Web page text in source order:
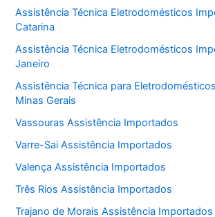
Assistência Técnica Eletrodomésticos
Catarina
Assistência Técnica Eletrodomésticos
Janeiro
Assistência Técnica para
Minas Gerais
Vassouras Assistência Importados
Varre-Sai Assistência Importados
Valença Assistência Importados
Três Rios Assistência Importados
Trajano de Morais Assistência Importados